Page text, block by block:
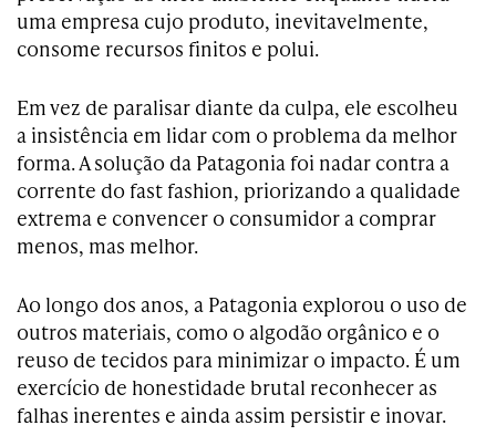
uma empresa cujo produto, inevitavelmente,
consome recursos finitos e polui.
Em vez de paralisar diante da culpa, ele escolheu
a insistência em lidar com o problema da melhor
forma. A solução da Patagonia foi nadar contra a
corrente do fast fashion, priorizando a qualidade
extrema e convencer o consumidor a comprar
menos, mas melhor.
Ao longo dos anos, a Patagonia explorou o uso de
outros materiais, como o algodão orgânico e o
reuso de tecidos para minimizar o impacto. É um
exercício de honestidade brutal reconhecer as
falhas inerentes e ainda assim persistir e inovar.